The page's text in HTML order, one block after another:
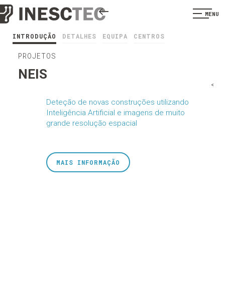
MENU
INTRODUÇÃO DETALHES EQUIPA CENTROS
PROJETOS
NEIS
Deteção de novas construções utilizando
Inteligência Artificial e imagens de muito
grande resolução espacial
<
MAIS INFORMAÇÃO